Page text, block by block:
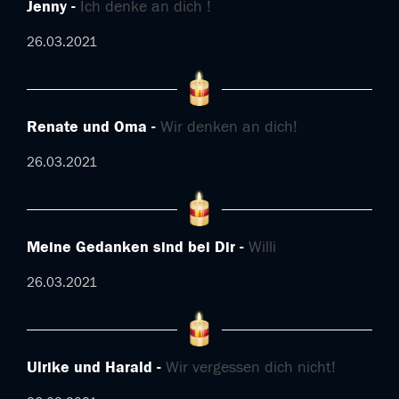
Jenny Ich denke an dich !
26.03.2021
Renate und Oma Wir denken an dich!
26.03.2021
Meine Gedanken sind bei Dir Willi
26.03.2021
Ulrike und Harald Wir vergessen dich nicht!